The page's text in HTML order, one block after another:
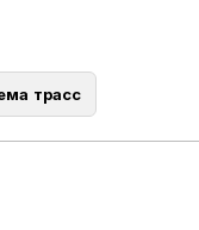
трасс